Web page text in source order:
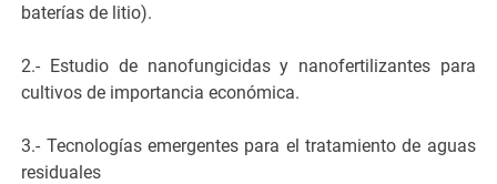
baterías de litio).
2.- Estudio de nanofungicidas y nanofertilizantes para
cultivos de importancia económica.
3.- Tecnologías emergentes para el tratamiento de aguas
residuales